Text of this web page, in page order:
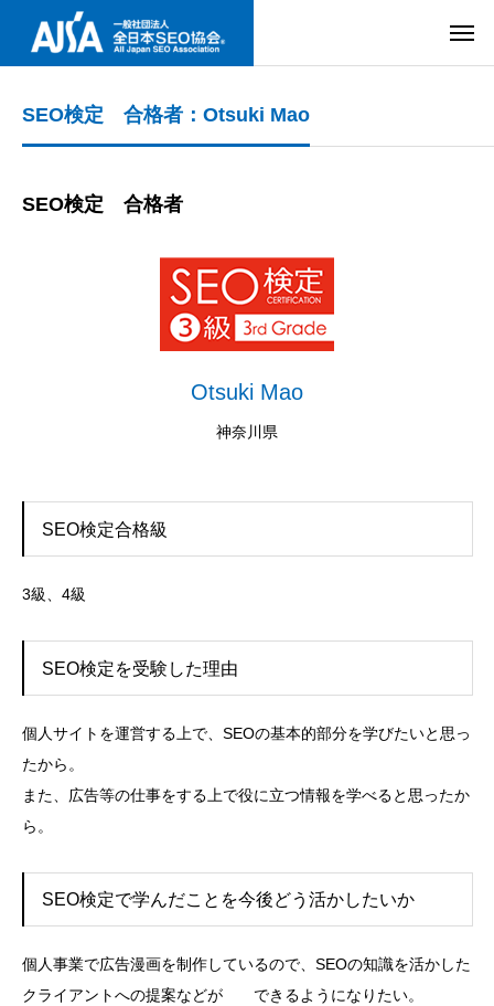
SEO検定 合格者：Otsuki Mao
SEO検定 合格者
Otsuki Mao
神奈川県
SEO検定合格級
3級、4級
SEO検定を受験した理由
個人サイトを運営する上で、SEOの基本的部分を学びたいと思っ
たから。
また、広告等の仕事をする上で役に立つ情報を学べると思ったか
ら。
SEO検定で学んだことを今後どう活かしたいか
個人事業で広告漫画を制作しているので、SEOの知識を活かした
クライアントへの提案などが できるようになりたい。